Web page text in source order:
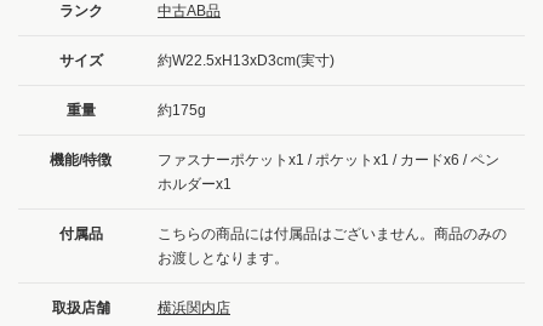
ランク 中古AB品
サイズ 約W22.5xH13xD3cm(実寸)
重量 約175g
機能/特徴
ファスナーポケットx1 / ポケットx1 / カードx6 / ペン
ホルダーx1
付属品
こちらの商品には付属品はございません。商品のみの
お渡しとなります。
取扱店舗 横浜関内店